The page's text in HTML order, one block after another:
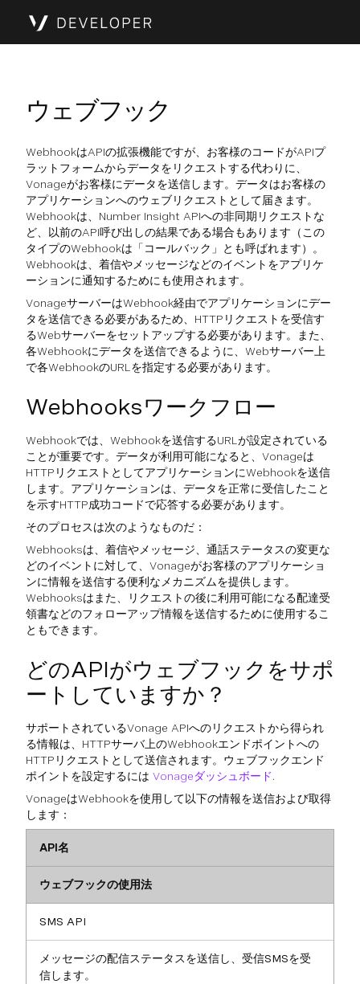
ウェブフック
WebhookはAPIの拡張機能ですが、お客様のコードがAPIプ
ラットフォームからデータをリクエストする代わりに、
Vonageがお客様にデータを送信します。データはお客様の
アプリケーションへのウェブリクエストとして届きます。
Webhookは、Number Insight APIへの非同期リクエストな
ど、以前のAPI呼び出しの結果である場合もあります（この
タイプのWebhookは「コールバック」とも呼ばれます）。
Webhookは、着信やメッセージなどのイベントをアプリケ
ーションに通知するためにも使用されます。
VonageサーバーはWebhook経由でアプリケーションにデー
タを送信できる必要があるため、HTTPリクエストを受信す
るWebサーバーをセットアップする必要があります。また、
各Webhookにデータを送信できるように、Webサーバー上
で各WebhookのURLを指定する必要があります。
Webhooksワークフロー
Webhookでは、Webhookを送信するURLが設定されている
ことが重要です。データが利用可能になると、Vonageは
HTTPリクエストとしてアプリケーションにWebhookを送信
します。アプリケーションは、データを正常に受信したこと
を示すHTTP成功コードで応答する必要があります。
そのプロセスは次のようなものだ：
Webhooksは、着信やメッセージ、通話ステータスの変更な
どのイベントに対して、Vonageがお客様のアプリケーショ
ンに情報を送信する便利なメカニズムを提供します。
Webhooksはまた、リクエストの後に利用可能になる配達受
領書などのフォローアップ情報を送信するために使用するこ
ともできます。
どのAPIがウェブフックをサポ
ートしていますか？
サポートされているVonage APIへのリクエストから得られ
る情報は、HTTPサーバ上のWebhookエンドポイントへの
HTTPリクエストとして送信されます。ウェブフックエンド
ポイントを設定するには Vonageダッシュボード.
VonageはWebhookを使用して以下の情報を送信および取得
します：
API名
ウェブフックの使用法
SMS API
メッセージの配信ステータスを送信し、受信SMSを受
信します。